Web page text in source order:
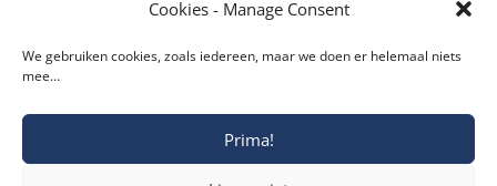
Cookies - Manage Consent
We gebruiken cookies, zoals iedereen, maar we doen er helemaal niets
mee…
Prima!
Blogger